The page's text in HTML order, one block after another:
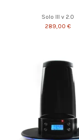
Solo III v 2.0
289,00 €